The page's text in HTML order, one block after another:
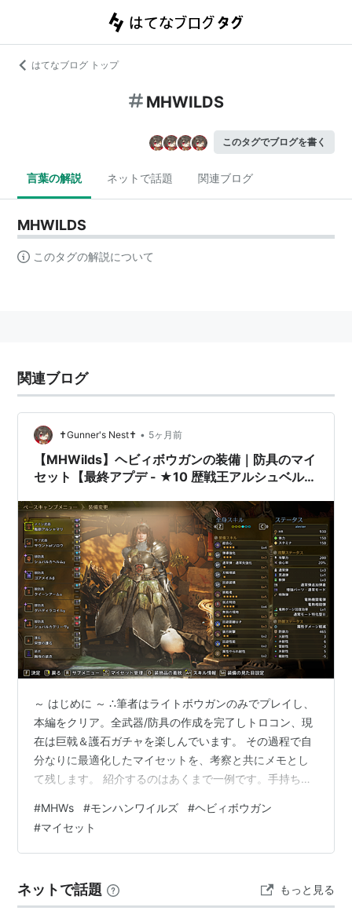
はてなブログ トップ
MHWILDS
このタグでブログを書く
言葉の解説 ネットで話題 関連ブログ
MHWILDS
このタグの解説について
関連ブログ
✝Gunner's Nest✝ • 5ヶ月前
【MHWilds】ヘビィボウガンの装備｜防具のマイ
セット【最終アプデ - ★10 歴戦王アルシュベル
～ はじめに ～ ∴筆者はライトボウガンのみでプレイし、
本編をクリア。全武器/防具の作成を完了しトロコン、現
在は巨戟＆護石ガチャを楽しんでいます。 その過程で自
分なりに最適化したマイセットを、考察と共にメモとし
て残します。 紹介するのはあくまで一例です。手持ちの
します。 ■環境について ■通常弾 ■貫通弾 ■散弾 ■属
性弾 ■徹甲榴弾 ■環境について 最終verなので、ヘビィ
ボウガンのページを独立しました。ライトボウガンのペ
💎護石通常弾強化1弱点特効1ぶぼぼ ― コメント ―まっ
たり…
#MHWs #モンハンワイルズ #ヘビィボウガン
#マイセット
ネットで話題 もっと見る